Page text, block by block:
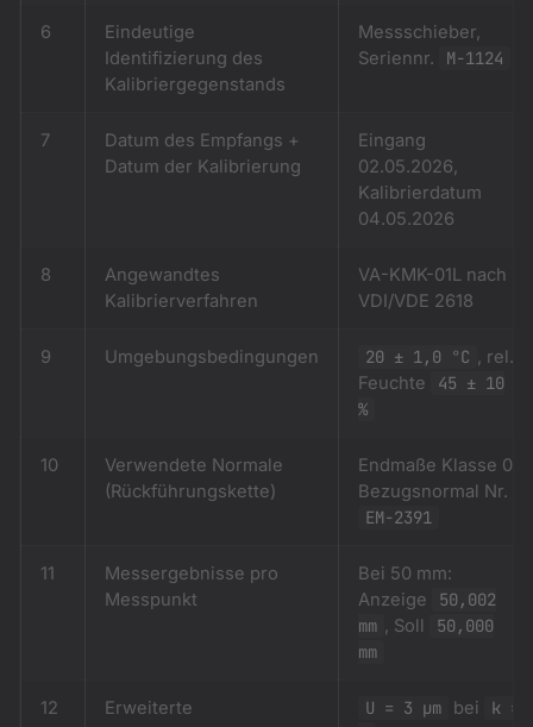
6
Eindeutige
Identifizierung des
Kalibriergegenstands
Messschieber,
Seriennr.
M-1124
7
Datum des Empfangs +
Datum der Kalibrierung
Eingang
02.05.2026,
Kalibrierdatum
04.05.2026
8
Angewandtes
Kalibrierverfahren
VA-KMK-01L nach
VDI/VDE 2618
9 Umgebungsbedingungen 20 ± 1,0 °C , rel.
Feuchte
45 ± 10
%
10
Verwendete Normale
(Rückführungskette)
Endmaße Klasse 0,
Bezugsnormal Nr.
EM-2391
11
Messergebnisse pro
Messpunkt
Bei 50 mm:
Anzeige
50,002
mm , Soll
50,000
mm
12
Erweiterte
U = 3 µm bei
k =